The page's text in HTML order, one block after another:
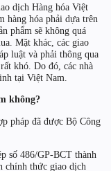
dịch Hàng hóa Việt
hàng hóa phải dựa trên
phẩm sẽ không quá
Mặt khác, các giao
luật và phải thông qua
khó. Do đó, các nhà
tại Việt Nam.
không?
pháp đã được Bộ Công
số 486/GP-BCT thành
chính thức giao dịch